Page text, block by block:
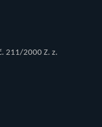
211/2000 Z. z.